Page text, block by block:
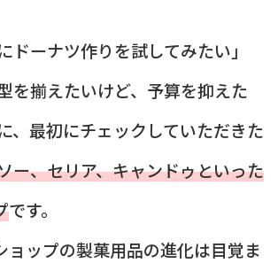
ドーナツ作りを試してみたい」
を揃えたいけど、予算を抑えた
、最初にチェックしていただきた
ー、セリア、キャンドゥといった
です。
ョップの製菓用品の進化は目覚ま